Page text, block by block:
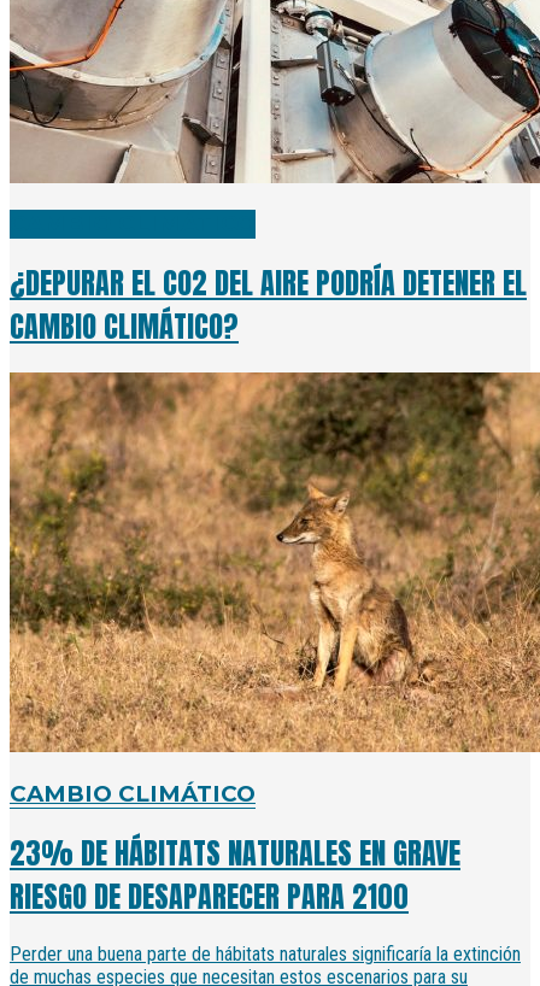
¿DEPURAR EL CO2 DEL AIRE PODRÍA DETENER EL
CAMBIO CLIMÁTICO?
CAMBIO CLIMÁTICO
23% DE HÁBITATS NATURALES EN GRAVE
RIESGO DE DESAPARECER PARA 2100
Perder una buena parte de hábitats naturales significaría la extinción
de muchas especies que necesitan estos escenarios para su